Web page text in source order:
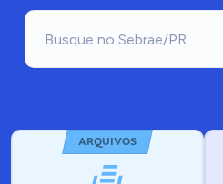
ARQUIVOS